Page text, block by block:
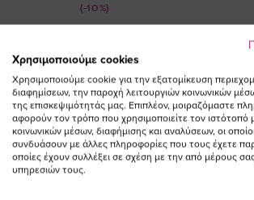
(-10%)
ΕΓΓΡΑΦΕΙΤΕ ΣΤΟ
Χρησιμοποιούμε cookies
Χρησιμοποιούμε cookie για την εξατομίκευση
διαφημίσεων, την παροχή λειτουργιών κοινωνικών
της επισκεψιμότητάς μας. Επιπλέον, μοιραζόμαστε
αφορούν τον τρόπο που χρησιμοποιείτε τον ιστότοπό
κοινωνικών μέσων, διαφήμισης και αναλύσεων, οι
συνδυάσουν με άλλες πληροφορίες που τους έχετε
οποίες έχουν συλλέξει σε σχέση με την από μέρους
υπηρεσιών τους.